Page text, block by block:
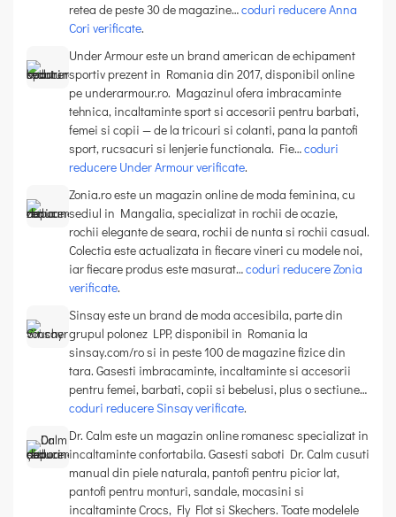
retea de peste 30 de magazine…coduri reducere Anna
Cori verificate.
Under Armour este un brand american de echipament
sportiv prezent in Romania din 2017, disponibil online
pe underarmour.ro. Magazinul ofera imbracaminte
tehnica, incaltaminte sport si accesorii pentru barbati,
femei si copii — de la tricouri si colanti, pana la pantofi
sport, rucsacuri si lenjerie functionala. Fie…coduri
reducere Under Armour verificate.
Zonia.ro este un magazin online de moda feminina, cu
sediul in Mangalia, specializat in rochii de ocazie,
rochii elegante de seara, rochii de nunta si rochii casual.
Colectia este actualizata in fiecare vineri cu modele noi,
iar fiecare produs este masurat…coduri reducere Zonia
verificate.
Sinsay este un brand de moda accesibila, parte din
grupul polonez LPP, disponibil in Romania la
sinsay.com/ro si in peste 100 de magazine fizice din
tara. Gasesti imbracaminte, incaltaminte si accesorii
pentru femei, barbati, copii si bebelusi, plus o sectiune…
coduri reducere Sinsay verificate.
Dr. Calm este un magazin online romanesc specializat in
incaltaminte confortabila. Gasesti saboti Dr. Calm cusuti
manual din piele naturala, pantofi pentru picior lat,
pantofi pentru monturi, sandale, mocasini si
incaltaminte Crocs, Fly Flot si Skechers. Toate modelele